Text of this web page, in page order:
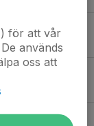
för cyklister
för att vår
används
oss att